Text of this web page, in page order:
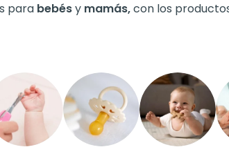
para bebésy mamás,con los